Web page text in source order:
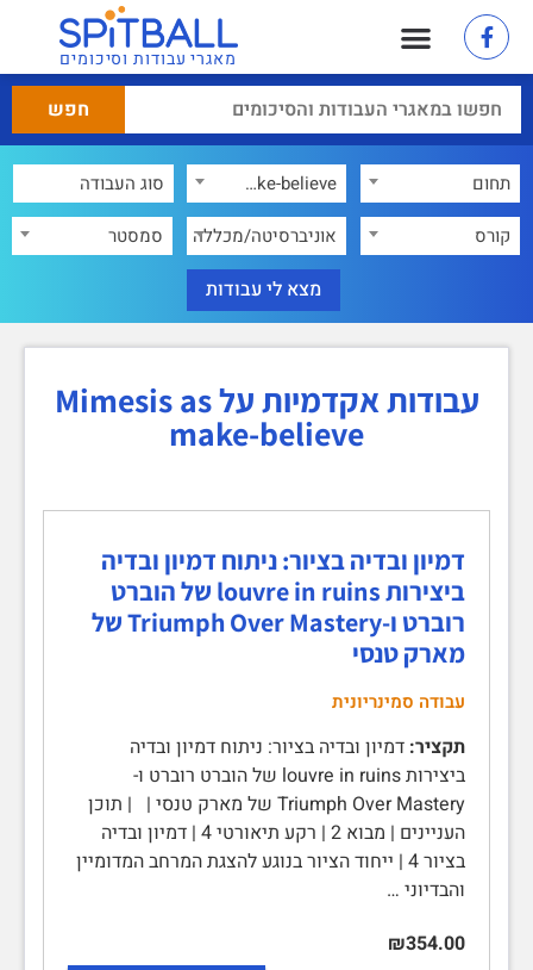
מאגרי עבודות וסיכומים
תחום
Mimesis as make-believe
קורס
אוניברסיטה/מכללה סמסטר
עבודות אקדמיות על Mimesis as
make-believe
דמיון ובדיה בציור: ניתוח דמיון ובדיה
ביצירות louvre in ruins של הוברט
רוברט ו-Triumph Over Mastery של
מארק טנסי
עבודה סמינריונית
תקציר: דמיון ובדיה בציור: ניתוח דמיון ובדיה
ביצירות louvre in ruins של הוברט רוברט ו-
Triumph Over Mastery של מארק טנסי | | תוכן
העניינים | מבוא 2 | רקע תיאורטי 4 | דמיון ובדיה
בציור 4 | ייחוד הציור בנוגע להצגת המרחב המדומיין
והבדיוני …
₪354.00